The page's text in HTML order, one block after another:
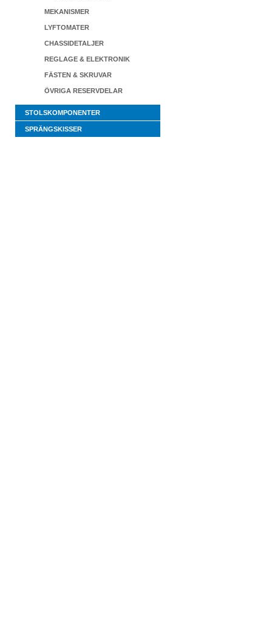
MEKANISMER
LYFTOMATER
CHASSIDETALJER
REGLAGE & ELEKTRONIK
FÄSTEN & SKRUVAR
ÖVRIGA RESERVDELAR
STOLSKOMPONENTER
SPRÄNGSKISSER